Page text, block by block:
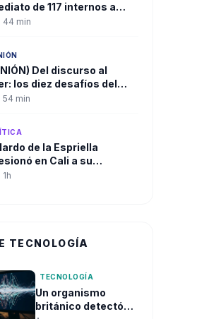
de 117 internos a
de alta
44 min
Del discurso al
los diez desafíos del
gobierno. Por: Bernardo
54 min
de la Espriella
en Cali a su
ministerial con
TECNOLOGÍA
TECNOLOGÍA
Un organismo
británico detectó